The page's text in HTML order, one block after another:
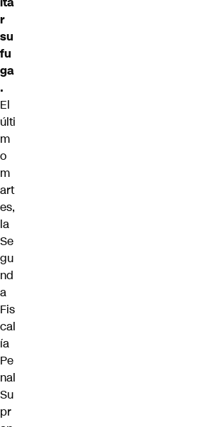
r
su
fu
ga
.
El
últi
m
o
m
art
es,
la
Se
gu
nd
a
Fis
cal
ía
Pe
nal
Su
pr